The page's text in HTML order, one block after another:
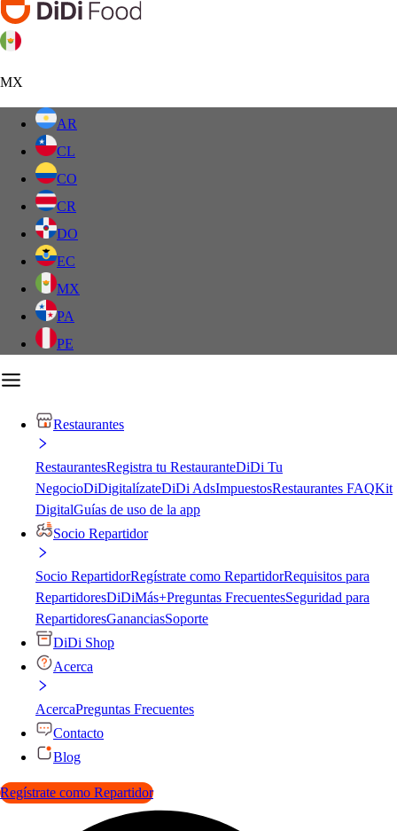
MX
AR
CL
CO
CR
DO
EC
MX
PA
PE
Restaurantes
RestaurantesRegistra tu RestauranteDiDi Tu
NegocioDiDigitalízateDiDi AdsImpuestosRestaurantes FAQKit
DigitalGuías de uso de la app
Socio Repartidor
Socio RepartidorRegístrate como RepartidorRequisitos para
RepartidoresDiDiMás+Preguntas FrecuentesSeguridad para
RepartidoresGananciasSoporte
DiDi Shop
Acerca
AcercaPreguntas Frecuentes
Contacto
Blog
Regístrate como Repartidor